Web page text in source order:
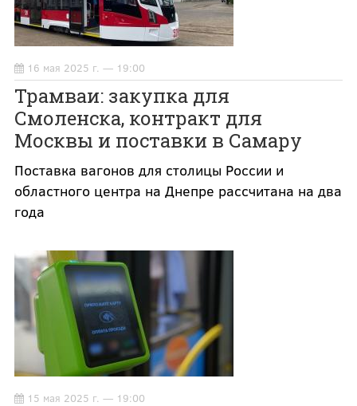
16 мая 2025 г. — 19:00
Трамваи: закупка для
Смоленска, контракт для
Москвы и поставки в Самару
Поставка вагонов для столицы России и
областного центра на Днепре рассчитана на два
года
15 мая 2025 г. — 19:00